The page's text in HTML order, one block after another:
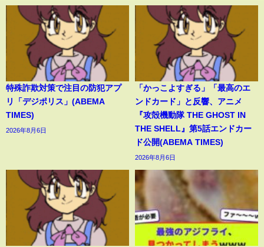
特殊詐欺対策で注目の防犯アプ
リ「デジポリス」(ABEMA
TIMES)
2026年8月6日
「かっこよすぎる」「最高のエ
ンドカード」と反響、アニメ
『攻殻機動隊 THE GHOST IN
THE SHELL』第5話エンドカー
ド公開(ABEMA TIMES)
2026年8月6日